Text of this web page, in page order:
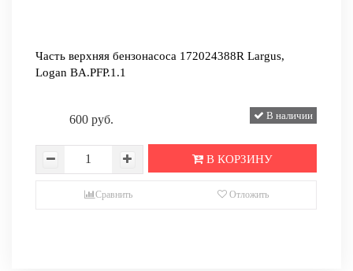
Часть верхняя бензонасоса 172024388R Largus,
Logan BA.PFP.1.1
600 руб. В наличии
В КОРЗИНУ
Сравнить Отложить